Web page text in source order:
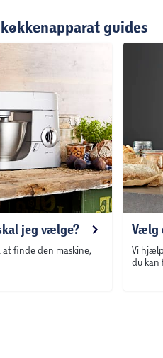
guides
jeg vælge?
finde den maskine,
Vælg
Vi
du kan